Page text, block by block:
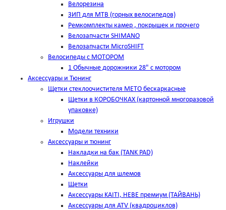
Велорезина
ЗИП для MTB (горных велосипедов)
Ремкомплекты камер , покрышек и прочего
Велозапчасти SHIMANO
Велозапчасти MicroSHIFT
Велосипеды с МОТОРОМ
1 Обычные дорожники 28" с мотором
Аксессуары и Тюнинг
Щетки стеклоочистителя METO бескаркасные
Щетки в КОРОБОЧКАХ (картонной многоразовой
упаковке)
Игрушки
Модели техники
Аксессуары и тюнинг
Накладки на бак (TANK PAD)
Наклейки
Аксессуары для шлемов
Щетки
Аксессуары KAITI, HEBE премиум (ТАЙВАНЬ)
Аксессуары для ATV (квадроциклов)